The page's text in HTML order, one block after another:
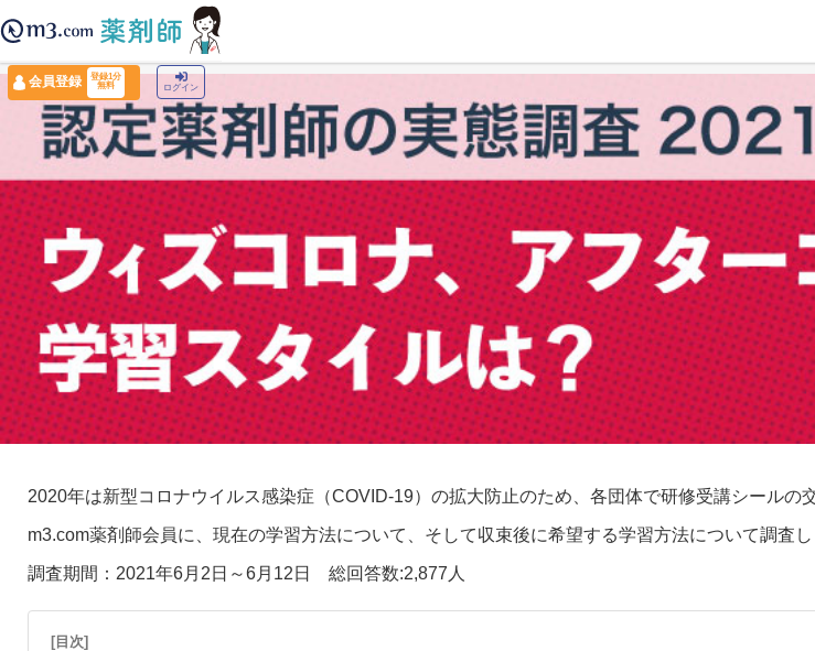
会員登録
登録1分
無料
ログイン
› 認定薬剤師の実態調査2021
2020年は新型コロナウイルス感染症（COVID-19）の拡大防止のため、各団体で研修受講シールの
m3.com薬剤師会員に、現在の学習方法について、そして収束後に希望する学習方法について調査し
調査期間：2021年6月2日～6月12日 総回答数:2,877人
[目次]